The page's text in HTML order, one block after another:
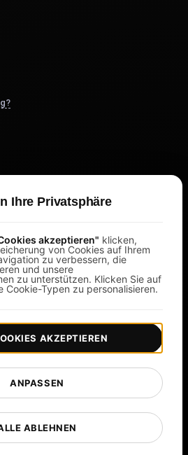
| Geschäftsbedingungen |
Datenschutz |
Ihre Privatsphäre
akzeptieren" klicken,
von Cookies auf Ihrem
zu verbessern, die
und unsere
zu unterstützen. Klicken Sie auf
Cookie-Typen zu personalisieren.
ABLEHNEN
ANPASSEN
AKZEPTIEREN